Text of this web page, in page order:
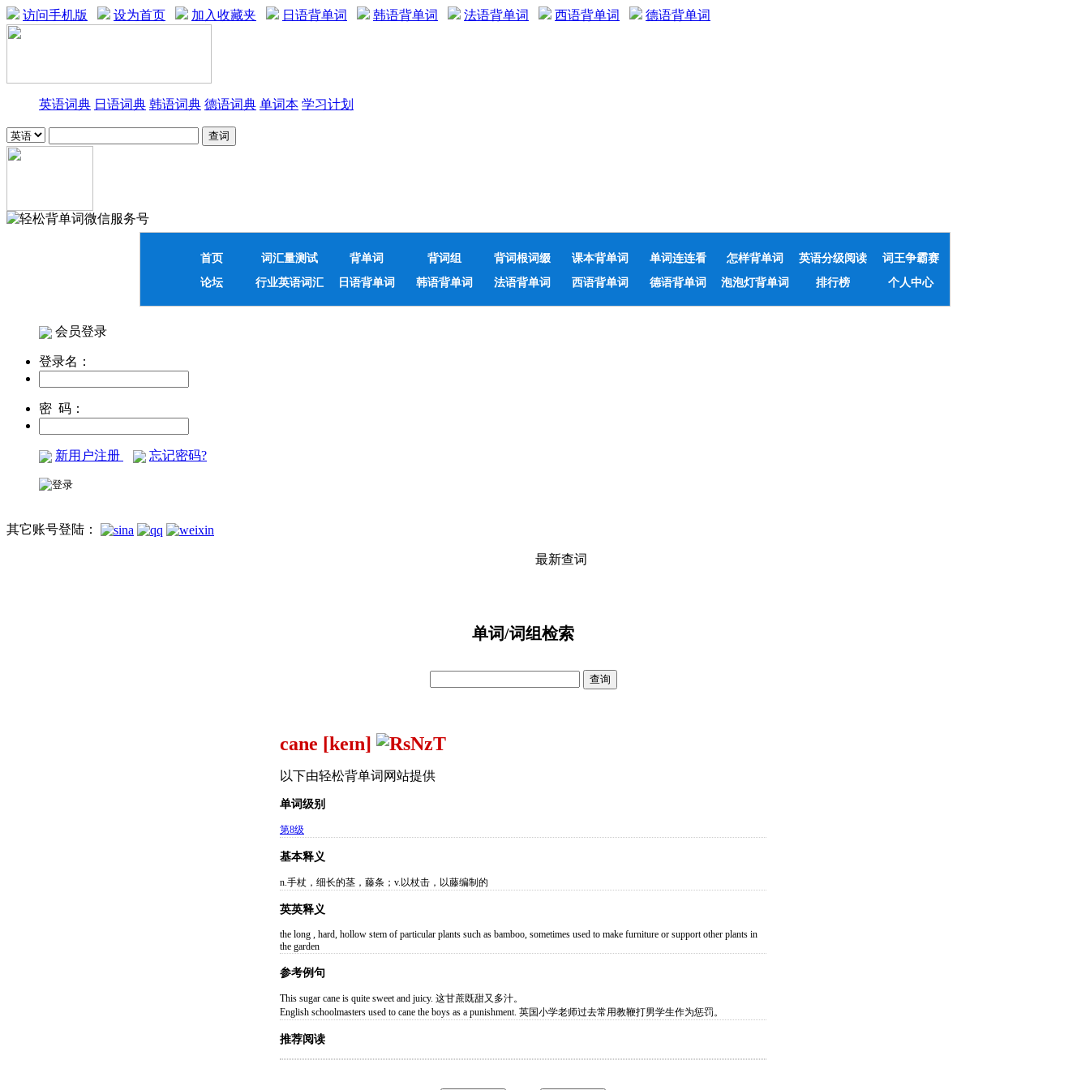
访问手机版 设为首页 加入收藏夹 日语背单词 韩语背单词 法语背单词 西语背单词 德语背单词
英语词典 日语词典 韩语词典 德语词典 单词本 学习计划
首页 词汇量测试 背单词 背词组 背词根词缀 课本背单词 单词连连看 怎样背单词 英语分级阅读
词王争霸赛
论坛
行业英语词汇 日语背单词 韩语背单词 法语背单词 西语背单词 德语背单词 泡泡灯背单词 排行榜 个人中心
会员登录
登录名：
密 码：
新用户注册 忘记密码?
其它账号登陆：
最新查词
单词/词组检索
cane [keɪn]
以下由轻松背单词网站提供
单词级别
第8级
基本释义
n.手杖，细长的茎，藤条；v.以杖击，以藤编制的
英英释义
the long , hard, hollow stem of particular plants such as bamboo, sometimes used to make furniture or support other plants in
the garden
参考例句
This sugar cane is quite sweet and juicy. 这甘蔗既甜又多汁。
English schoolmasters used to cane the boys as a punishment. 英国小学老师过去常用教鞭打男学生作为惩罚。
推荐阅读